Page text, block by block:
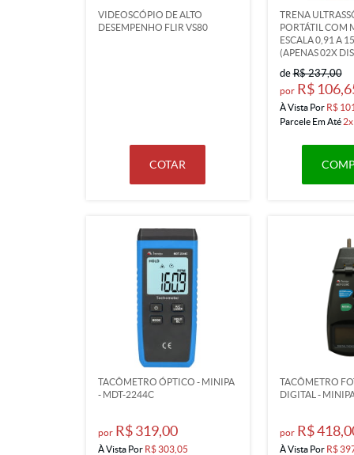
VIDEOSCÓPIO DE ALTO
DESEMPENHO FLIR VS80
COTAR
TRENA
PORTÁTIL COM
ESCALA 0,91 A
(APENAS 02X
de R$ 237,00
por R$
À Vista Por R$
Parcele Em Até 2x
TACÔMETRO ÓPTICO - MINIPA
- MDT-2244C
por R$ 319,00
À Vista Por R$ 303,05
TACÔMETRO
DIGITAL -
por R$
À Vista Por R$